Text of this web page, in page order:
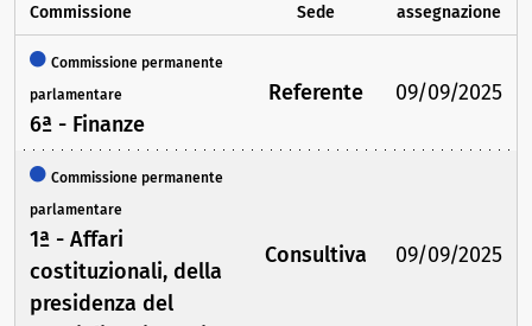
Commissione Sede
assegnazione
Commissione permanente
parlamentare
6ª - Finanze
Referente 09/09/2025
Commissione permanente
parlamentare
1ª - Affari
costituzionali, della
presidenza del
Consultiva 09/09/2025